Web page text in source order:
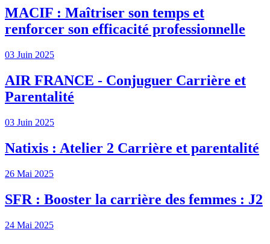
MACIF : Maîtriser son temps et
renforcer son efficacité professionnelle
03 Juin 2025
AIR FRANCE - Conjuguer Carrière et
Parentalité
03 Juin 2025
Natixis : Atelier 2 Carrière et parentalité
26 Mai 2025
SFR : Booster la carrière des femmes : J2
24 Mai 2025